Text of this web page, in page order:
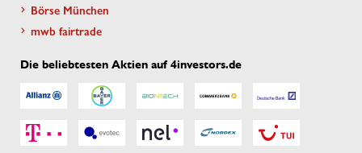
Börse München
mwb fairtrade
Die beliebtesten Aktien auf 4investors.de